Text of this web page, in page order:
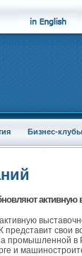
Бизнес-клубы
представит
промышленной в
и